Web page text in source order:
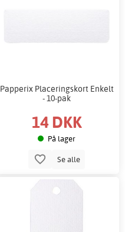
Papperix Placeringskort Enkelt
- 10-pak
14 DKK
På lager
Se alle